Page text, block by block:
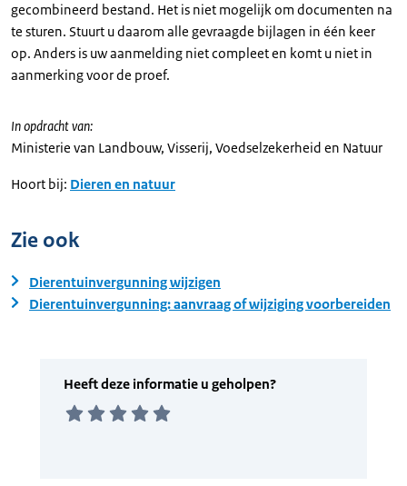
gecombineerd bestand. Het is niet mogelijk om documenten na
te sturen. Stuurt u daarom alle gevraagde bijlagen in één keer
op. Anders is uw aanmelding niet compleet en komt u niet in
aanmerking voor de proef.
In opdracht van:
Ministerie van Landbouw, Visserij, Voedselzekerheid en Natuur
Hoort bij: Dieren en natuur
Zie ook
Dierentuinvergunning wijzigen
Dierentuinvergunning: aanvraag of wijziging voorbereiden